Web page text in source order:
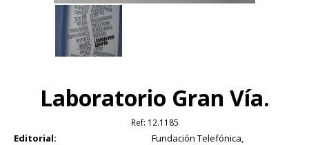
Laboratorio Gran Vía.
Ref: 12.1185
Editorial:
Fundación Telefónica,